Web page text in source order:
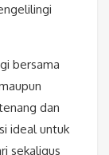
bersama
dan
ideal untuk
sekaligus